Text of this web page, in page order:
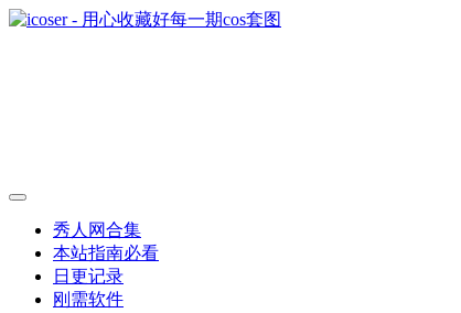
秀人网合集
本站指南必看
日更记录
刚需软件